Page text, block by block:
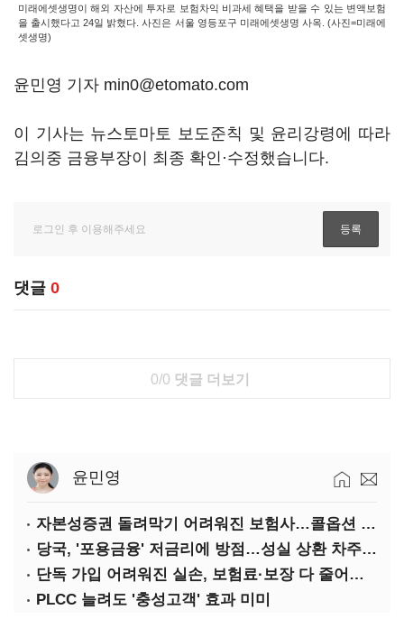
미래에셋생명이 해외 자산에 투자로 보험차익 비과세 혜택을 받을 수 있는 변액보험
을 출시했다고 24일 밝혔다. 사진은 서울 영등포구 미래에셋생명 사옥. (사진=미래에
셋생명)
윤민영 기자 min0@etomato.com
이 기사는 뉴스토마토 보도준칙 및 윤리강령에 따라
김의중 금융부장이 최종 확인·수정했습니다.
댓글 0
0/0 댓글 더보기
윤민영
자본성증권 돌려막기 어려워진 보험사…콜옵션 부담 급증
당국, '포용금융' 저금리에 방점…성실 상환 차주는 '역차별'
단독 가입 어려워진 실손, 보험료·보장 다 줄어든 5세대는?
PLCC 늘려도 '충성고객' 효과 미미